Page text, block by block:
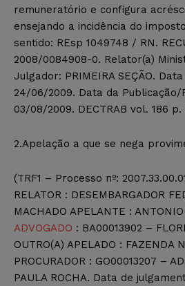
remuneratório e configura
ensejando a incidência do
sentido: REsp 1049748 / RN.
2008/0084908-0. Relator(a)
Julgador: PRIMEIRA SEÇÃO.
24/06/2009. Data da Publicação/
03/08/2009. DECTRAB vol. 186 p.
2.Apelação a que se nega
(TRF1 – Processo nº:
RELATOR : DESEMBARGADOR
MACHADO APELANTE :
ADVOGADO : BA00013902 –
OUTRO(A) APELADO : FAZENDA
PROCURADOR : GO00013207 –
PAULA ROCHA. Data de